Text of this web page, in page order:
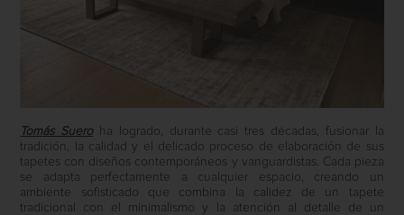
Tomás Sueroha logrado, durante casi tres décadas, fusionar la
tradición, la calidad y el delicado proceso de elaboración de sus
tapetes con diseños contemporáneos y vanguardistas. Cada pieza
se adapta perfectamente a cualquier espacio, creando un
ambiente sofisticado que combina la calidez de un tapete
tradicional con el minimalismo y la atención al detalle de un